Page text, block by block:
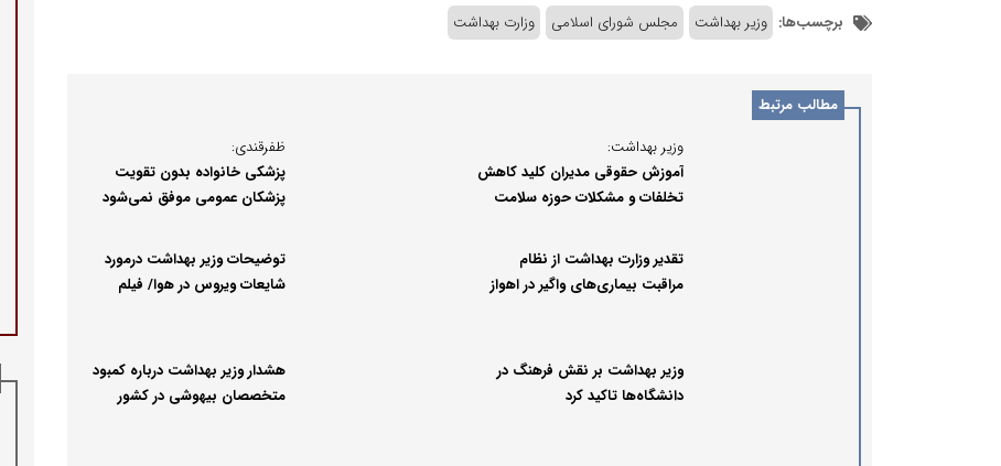
برچسب‌ها: وزیر بهداشت مجلس شورای اسلامی وزارت بهداشت
مطالب مرتبط
وزیر بهداشت:
آموزش حقوقی مدیران کلید کاهش
تخلفات و مشکلات حوزه سلامت
ظفرقندی:
پزشکی خانواده بدون تقویت
پزشکان عمومی موفق نمی‌شود
تقدیر وزارت بهداشت از نظام
مراقبت بیماری‌های واگیر در اهواز
توضیحات وزیر بهداشت درمورد
شایعات ویروس در هوا/ فیلم
وزیر بهداشت بر نقش فرهنگ در
دانشگاه‌ها تاکید کرد
هشدار وزیر بهداشت درباره کمبود
متخصصان بیهوشی در کشور